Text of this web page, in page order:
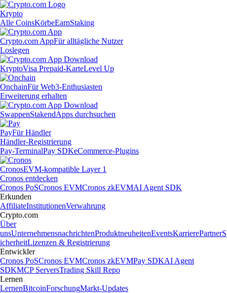
Krypto
Alle CoinsKörbeEarnStaking
Crypto.com AppFür alltägliche Nutzer
Loslegen
KryptoVisa Prepaid-KarteLevel Up
OnchainFür Web3-Enthusiasten
Erweiterung erhalten
SwappenStakendApps durchsuchen
PayFür Händler
Händler-Registrierung
Pay-TerminalPay SDKeCommerce-Plugins
CronosEVM-kompatible Layer 1
Cronos entdecken
Cronos PoSCronos EVMCronos zkEVMAI Agent SDK
Erkunden
AffiliateInstitutionenVerwahrung
Crypto.com
Über
unsUnternehmensnachrichtenProduktneuheitenEventsKarrierePartnerS
icherheitLizenzen & Registrierung
Entwickler
Cronos PoSCronos EVMCronos zkEVMPay SDKAI Agent
SDKMCP ServersTrading Skill Repo
Lernen
LernenBitcoinForschungMarkt-Updates